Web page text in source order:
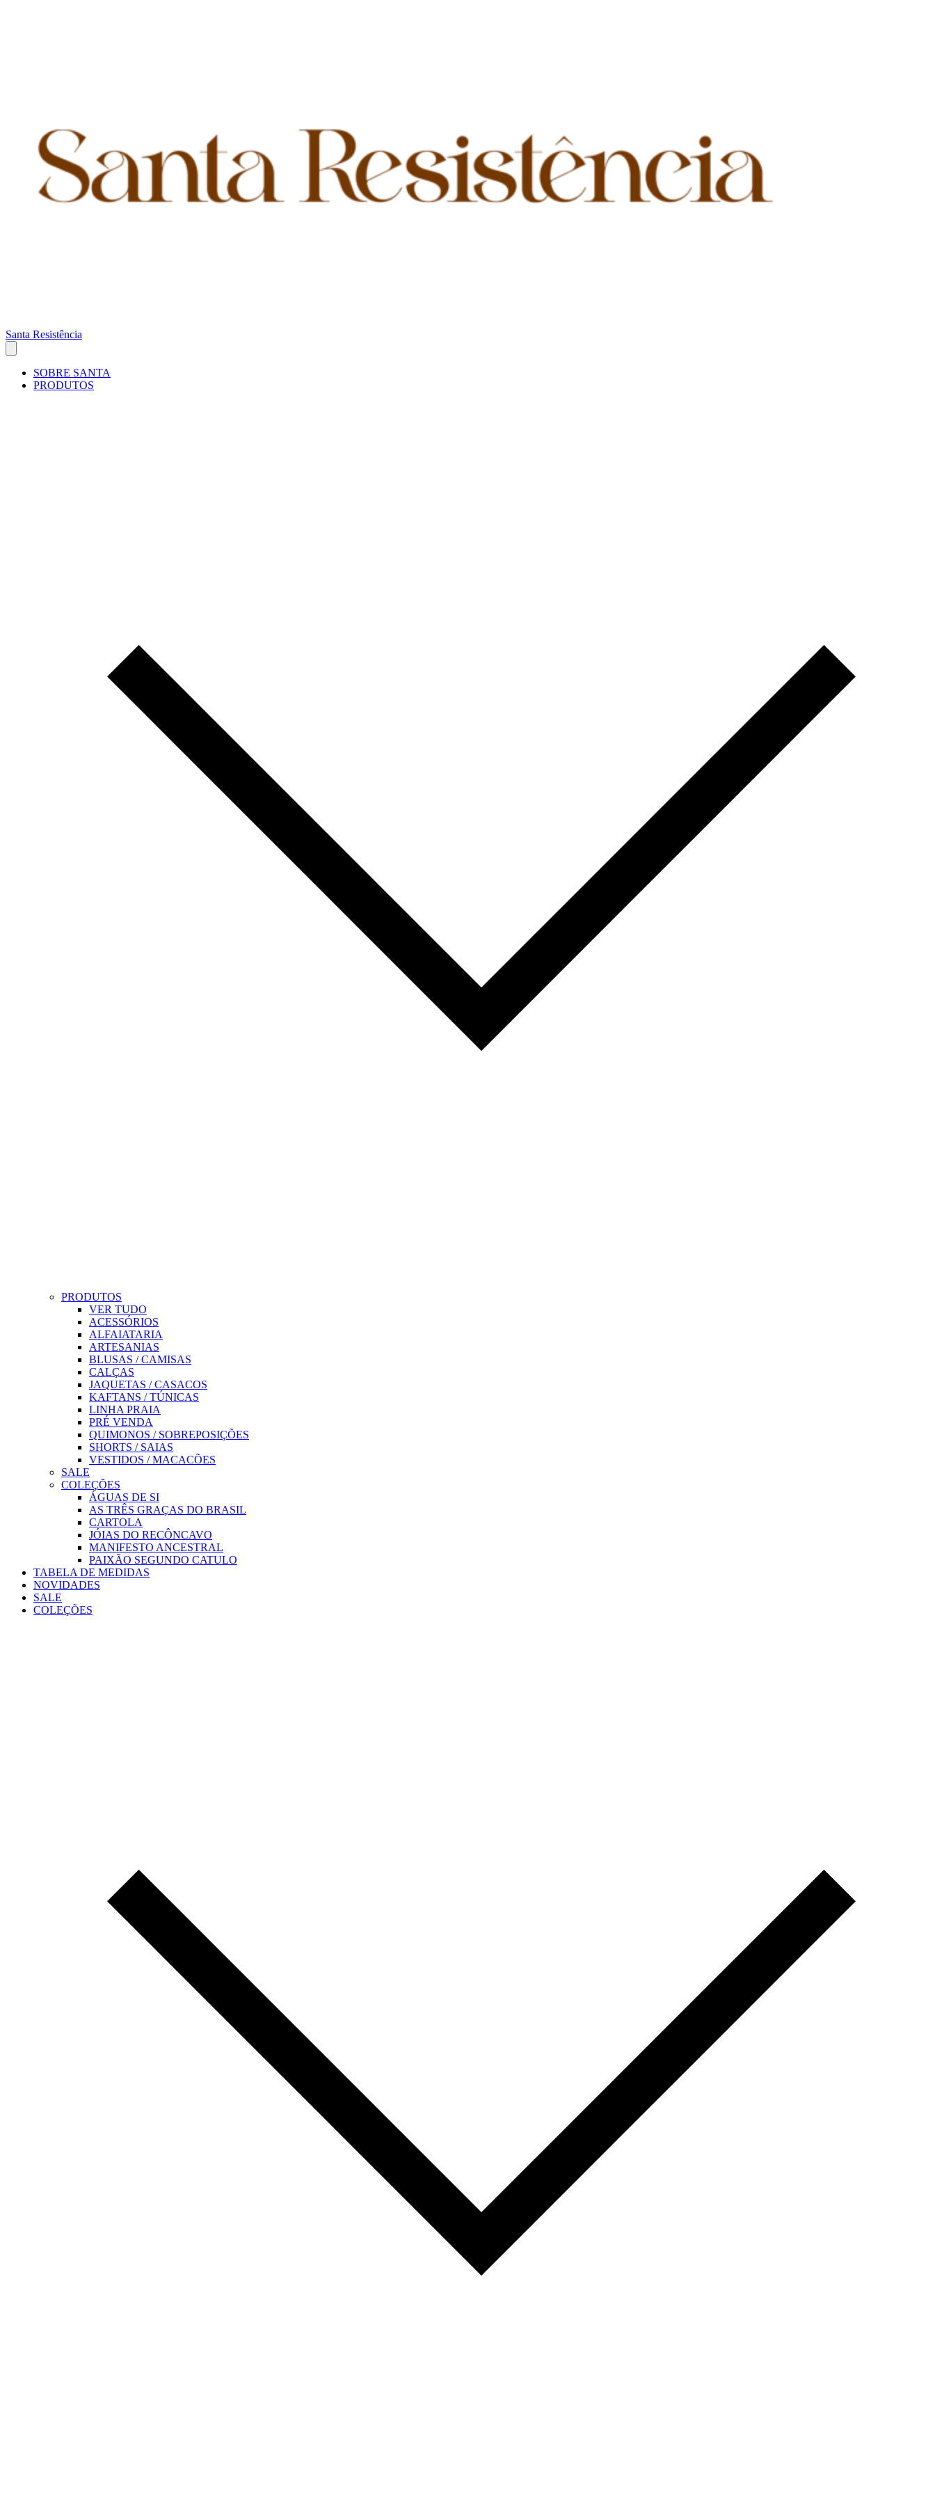
Santa Resistência
SOBRE SANTA
PRODUTOS
PRODUTOS
VER TUDO
ACESSÓRIOS
ALFAIATARIA
ARTESANIAS
BLUSAS / CAMISAS
CALÇAS
JAQUETAS / CASACOS
KAFTANS / TÚNICAS
LINHA PRAIA
PRÉ VENDA
QUIMONOS / SOBREPOSIÇÕES
SHORTS / SAIAS
VESTIDOS / MACACÕES
SALE
COLEÇÕES
ÁGUAS DE SI
AS TRÊS GRAÇAS DO BRASIL
CARTOLA
JÓIAS DO RECÔNCAVO
MANIFESTO ANCESTRAL
PAIXÃO SEGUNDO CATULO
TABELA DE MEDIDAS
NOVIDADES
SALE
COLEÇÕES